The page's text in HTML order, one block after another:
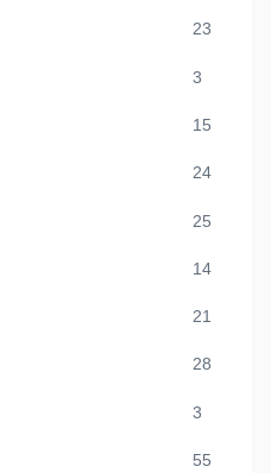
23
3
15
24
25
14
21
28
3
55